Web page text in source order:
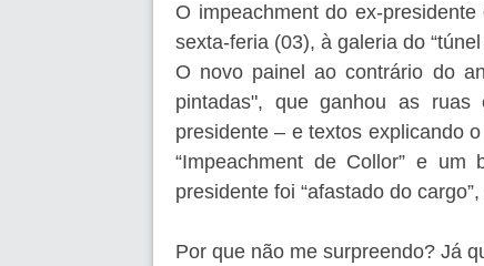
O impeachment do ex-
sexta-feria (03), à galeria do
O novo painel ao contrário do
pintadas", que ganhou as ruas
presidente – e textos explicando
“Impeachment de Collor” e
presidente foi “afastado do
Por que não me surpreendo? Já